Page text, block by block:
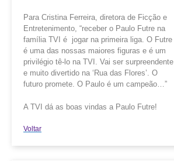
Para Cristina Ferreira, diretora de Ficção e
Entretenimento, “receber o Paulo Futre na
família TVI é jogar na primeira liga. O Futre
é uma das nossas maiores figuras e é um
privilégio tê-lo na TVI. Vai ser surpreendente
e muito divertido na ‘Rua das Flores’. O
futuro promete. O Paulo é um campeão…”
A TVI dá as boas vindas a Paulo Futre!
Voltar